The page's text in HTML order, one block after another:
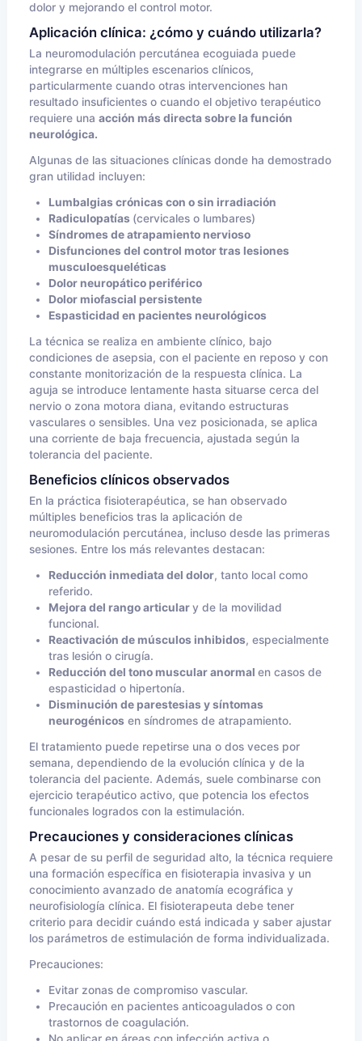
dolor y mejorando el control motor.
Aplicación clínica: ¿cómo y cuándo utilizarla?
La neuromodulación percutánea ecoguiada puede
integrarse en múltiples escenarios clínicos,
particularmente cuando otras intervenciones han
resultado insuficientes o cuando el objetivo terapéutico
requiere una acción más directa sobre la función
neurológica.
Algunas de las situaciones clínicas donde ha demostrado
gran utilidad incluyen:
Lumbalgias crónicas con o sin irradiación
Radiculopatías (cervicales o lumbares)
Síndromes de atrapamiento nervioso
Disfunciones del control motor tras lesiones
musculoesqueléticas
Dolor neuropático periférico
Dolor miofascial persistente
Espasticidad en pacientes neurológicos
La técnica se realiza en ambiente clínico, bajo
condiciones de asepsia, con el paciente en reposo y con
constante monitorización de la respuesta clínica. La
aguja se introduce lentamente hasta situarse cerca del
nervio o zona motora diana, evitando estructuras
vasculares o sensibles. Una vez posicionada, se aplica
una corriente de baja frecuencia, ajustada según la
tolerancia del paciente.
Beneficios clínicos observados
En la práctica fisioterapéutica, se han observado
múltiples beneficios tras la aplicación de
neuromodulación percutánea, incluso desde las primeras
sesiones. Entre los más relevantes destacan:
Reducción inmediata del dolor, tanto local como
referido.
Mejora del rango articulary de la movilidad
funcional.
Reactivación de músculos inhibidos, especialmente
tras lesión o cirugía.
Reducción del tono muscular anormal en casos de
espasticidad o hipertonía.
Disminución de parestesias y síntomas
neurogénicos en síndromes de atrapamiento.
El tratamiento puede repetirse una o dos veces por
semana, dependiendo de la evolución clínica y de la
tolerancia del paciente. Además, suele combinarse con
ejercicio terapéutico activo, que potencia los efectos
funcionales logrados con la estimulación.
Precauciones y consideraciones clínicas
A pesar de su perfil de seguridad alto, la técnica requiere
una formación específica en fisioterapia invasiva y un
conocimiento avanzado de anatomía ecográfica y
neurofisiología clínica. El fisioterapeuta debe tener
criterio para decidir cuándo está indicada y saber ajustar
los parámetros de estimulación de forma individualizada.
Precauciones:
Evitar zonas de compromiso vascular.
Precaución en pacientes anticoagulados o con
trastornos de coagulación.